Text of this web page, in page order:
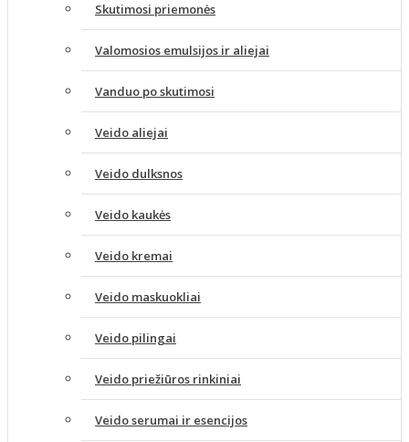
Skutimosi priemonės
Valomosios emulsijos ir aliejai
Vanduo po skutimosi
Veido aliejai
Veido dulksnos
Veido kaukės
Veido kremai
Veido maskuokliai
Veido pilingai
Veido priežiūros rinkiniai
Veido serumai ir esencijos